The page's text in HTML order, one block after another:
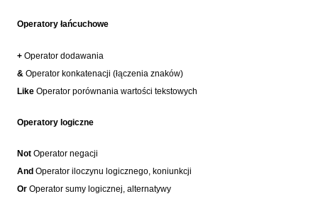
Operatory łańcuchowe
+ Operator dodawania
& Operator konkatenacji (łączenia znaków)
Like Operator porównania wartości tekstowych
Operatory logiczne
Not Operator negacji
And Operator iloczynu logicznego, koniunkcji
Or Operator sumy logicznej, alternatywy